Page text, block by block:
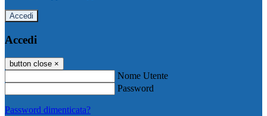
Accedi
Accedi
button close ×
Nome Utente
Password
Password dimenticata?